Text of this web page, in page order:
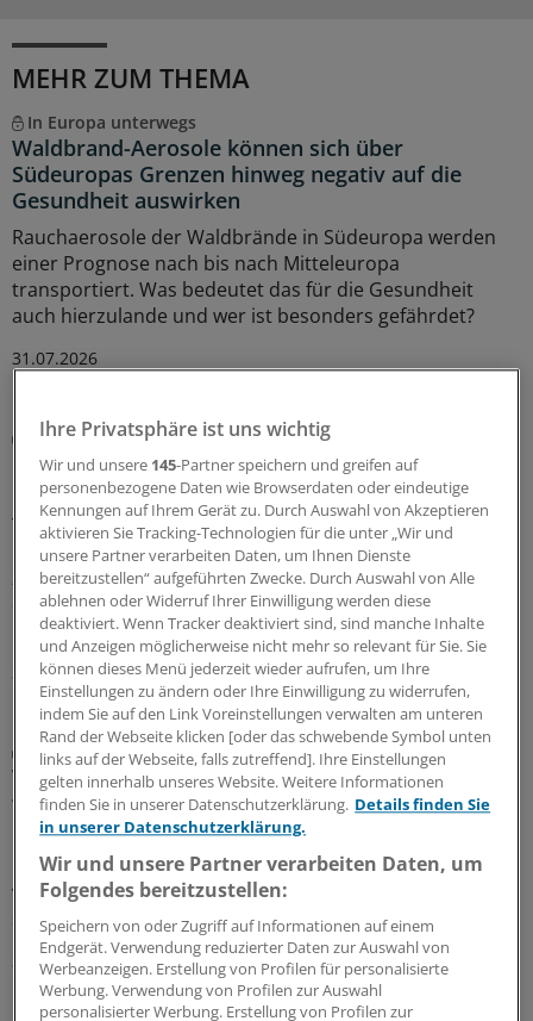
MEHR ZUM THEMA
In Europa unterwegs
Waldbrand-Aerosole können sich über
Südeuropas Grenzen hinweg negativ auf die
Gesundheit auswirken
Rauchaerosole der Waldbrände in Südeuropa werden
einer Prognose nach bis nach Mitteleuropa
transportiert. Was bedeutet das für die Gesundheit
auch hierzulande und wer ist besonders gefährdet?
31.07.2026
Effekte der Klimaerwärmung
Hitze plus Waldbrandrauch erhöhen
kardiovaskuläre Mortalität
Treffen Hitzewellen und starke durch
Landschaftsbrände verursachte Luftverschmutzung
zusammen, steigt die kardiovaskuläre Sterblichkeit
deutlich an. Besonders ausgeprägt ist der Effekt bei
bestimmten Herz-Kreislauf-Erkrankungen.
31.07.2026
Deutsche Studie
Wenn Atemwegsinfektionen aufs Herz gehen –
was tun?
Eine deutsche Studie zeigt den Zusammenhang von
Infektionswellen und der Gesamtsterblichkeit in den
vergangenen 14 Jahren. Welche Empfehlungen lassen
sich daraus ableiten?
31.07.2026
Ihre Privatsphäre ist uns wichtig
Wir und unsere 145-Partner speichern und greifen auf
personenbezogene Daten wie Browserdaten oder eindeutige
Kennungen auf Ihrem Gerät zu. Durch Auswahl von Akzeptieren
aktivieren Sie Tracking-Technologien für die unter „Wir und
unsere Partner verarbeiten Daten, um Ihnen Dienste
bereitzustellen“ aufgeführten Zwecke. Durch Auswahl von Alle
ablehnen oder Widerruf Ihrer Einwilligung werden diese
deaktiviert. Wenn Tracker deaktiviert sind, sind manche Inhalte
und Anzeigen möglicherweise nicht mehr so relevant für Sie. Sie
können dieses Menü jederzeit wieder aufrufen, um Ihre
Einstellungen zu ändern oder Ihre Einwilligung zu widerrufen,
indem Sie auf den Link Voreinstellungen verwalten am unteren
Rand der Webseite klicken [oder das schwebende Symbol unten
links auf der Webseite, falls zutreffend]. Ihre Einstellungen
gelten innerhalb unseres Website. Weitere Informationen
finden Sie in unserer Datenschutzerklärung. Details finden Sie
in unserer Datenschutzerklärung.
Wir und unsere Partner verarbeiten Daten, um
Folgendes bereitzustellen:
Speichern von oder Zugriff auf Informationen auf einem
Endgerät. Verwendung reduzierter Daten zur Auswahl von
Werbeanzeigen. Erstellung von Profilen für personalisierte
Werbung. Verwendung von Profilen zur Auswahl
personalisierter Werbung. Erstellung von Profilen zur